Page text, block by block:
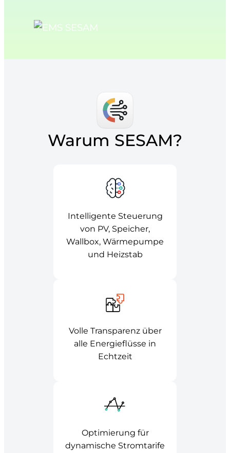
Warum SESAM?
Intelligente Steuerung
von PV, Speicher,
Wallbox, Wärmepumpe
und Heizstab
Volle Transparenz über
alle Energieflüsse in
Echtzeit
Optimierung für
dynamische Stromtarife